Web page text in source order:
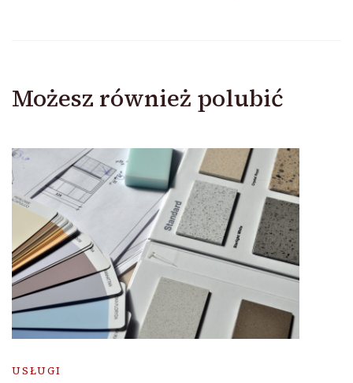
Możesz również polubić
USŁUGI